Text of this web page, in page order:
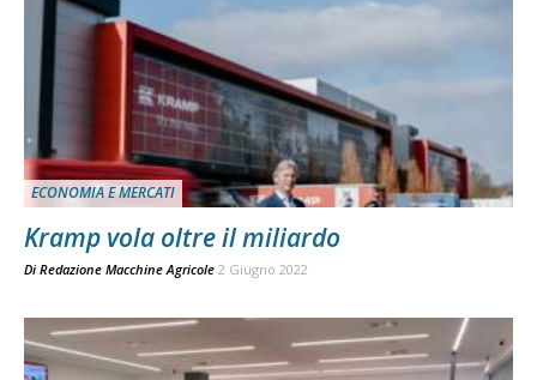
ECONOMIA E MERCATI
Kramp vola oltre il miliardo
Di Redazione Macchine Agricole 2 Giugno 2022